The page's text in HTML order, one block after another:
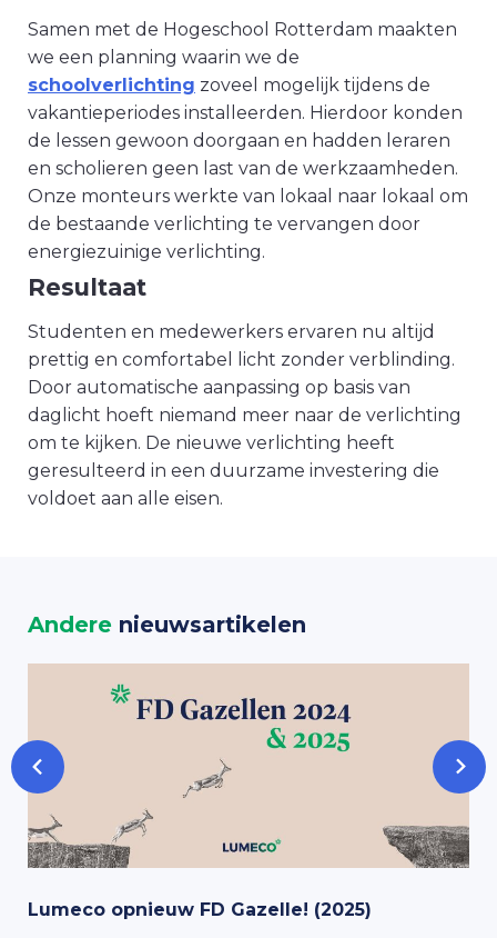
Samen met de Hogeschool Rotterdam maakten
we een planning waarin we de
schoolverlichting zoveel mogelijk tijdens de
vakantieperiodes installeerden. Hierdoor konden
de lessen gewoon doorgaan en hadden leraren
en scholieren geen last van de werkzaamheden.
Onze monteurs werkte van lokaal naar lokaal om
de bestaande verlichting te vervangen door
energiezuinige verlichting.
Resultaat
Studenten en medewerkers ervaren nu altijd
prettig en comfortabel licht zonder verblinding.
Door automatische aanpassing op basis van
daglicht hoeft niemand meer naar de verlichting
om te kijken. De nieuwe verlichting heeft
geresulteerd in een duurzame investering die
voldoet aan alle eisen.
Andere nieuwsartikelen
Lumeco opnieuw FD Gazelle! (2025)